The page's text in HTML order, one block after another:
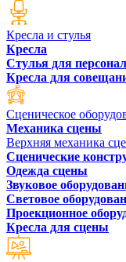
Кресла и стулья
Кресла
Стулья для
Кресла для
Сценическое
Механика сцены
Верхняя механика
Сценические
Одежда сцены
Звуковое
Световое
Проекционное
Кресла для сцены